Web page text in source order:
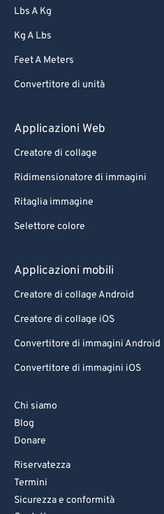
Lbs A Kg
Kg A Lbs
Feet A Meters
Convertitore di unità
Applicazioni Web
Creatore di collage
Ridimensionatore di immagini
Ritaglia immagine
Selettore colore
Applicazioni mobili
Creatore di collage Android
Creatore di collage iOS
Convertitore di immagini Android
Convertitore di immagini iOS
Chi siamo
Blog
Donare
Riservatezza
Termini
Sicurezza e conformità